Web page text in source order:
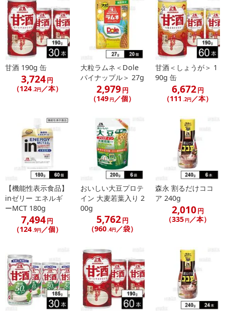
甘酒 190g 缶
3,724円
（124.2円／本）
大粒ラムネ＜Dole
パイナップル＞ 27g
2,979円
（149 円／個）
甘酒＜しょうが＞ 1
90g 缶
6,672円
（111 .2円／本）
【機能性表示食品】
inゼリー エネルギ
ーMCT 180g
7,494円
（124.9円／個）
おいしい大豆プロテ
イン 大麦若葉入り 2
00g
5,762円
（960.4円 ／袋）
森永 割るだけココ
ア 240g
2,010円
（335 円 ／本）